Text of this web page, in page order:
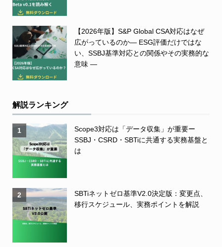
【2026年版】S&P Global CSA対応はなぜ
広がっているのか― ESG評価だけではな
い、SSBJ基準対応との関係やその実務的な
意味 ―
解説ランキング
1
Scope3対応は「データ収集」が重要ー
SSBJ・CSRD・SBTiに共通する実務基盤と
は
2
SBTiネットゼロ基準V2.0決定版：変更点、
移行スケジュール、実務ポイントを解説